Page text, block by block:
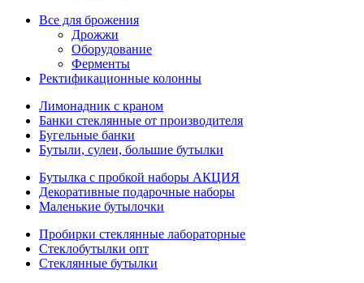
Все для брожения
Дрожжи
Оборудование
Ферменты
Ректификационные колонны
Лимонадник с краном
Банки стеклянные от производителя
Бугельные банки
Бутыли, сулеи, большие бутылки
Бутылка с пробкой наборы АКЦИЯ
Декоративные подарочные наборы
Маленькие бутылочки
Пробирки стеклянные лабораторные
Стеклобутылки опт
Стеклянные бутылки